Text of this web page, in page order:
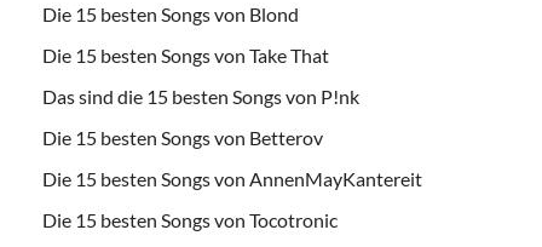
Die 15 besten Songs von Blond
Die 15 besten Songs von Take That
Das sind die 15 besten Songs von P!nk
Die 15 besten Songs von Betterov
Die 15 besten Songs von AnnenMayKantereit
Die 15 besten Songs von Tocotronic